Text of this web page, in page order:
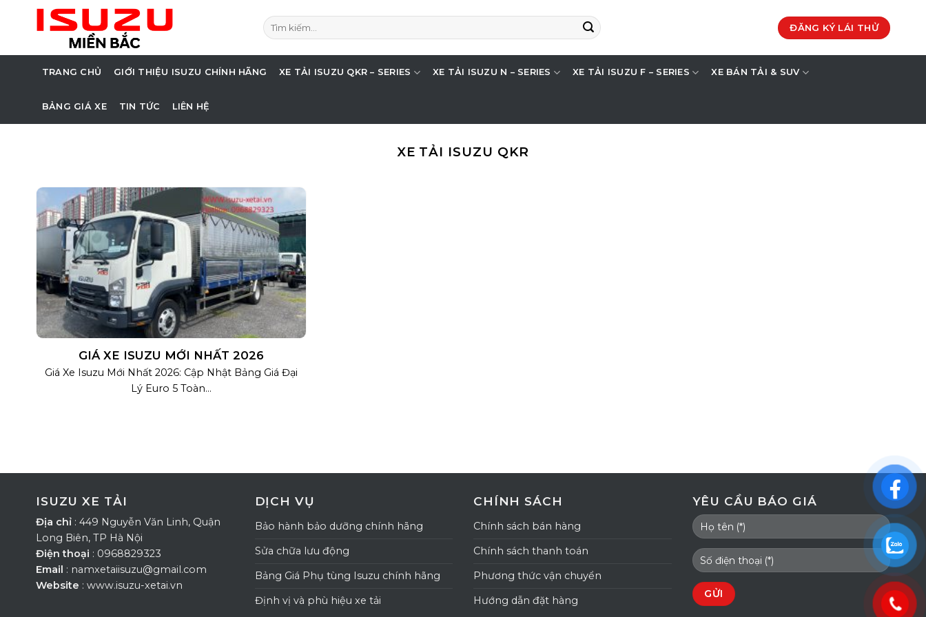
Tìm
kiếm:
ĐĂNG KÝ LÁI THỬ
TRANG CHỦ GIỚI THIỆU ISUZU CHÍNH HÃNG XE TẢI ISUZU QKR – SERIES XE TẢI ISUZU N – SERIES XE TẢI ISUZU F – SERIES XE BÁN TẢI & SUV
BẢNG GIÁ XE TIN TỨC LIÊN HỆ
XE TẢI ISUZU QKR
GIÁ XE ISUZU MỚI NHẤT 2026
Giá Xe Isuzu Mới Nhất 2026: Cập Nhật Bảng Giá Đại
Lý Euro 5 Toàn...
ISUZU XE TẢI
Địa chỉ : 449 Nguyễn Văn Linh, Quận
Long Biên, TP Hà Nội
Điện thoại : 0968829323
Email : namxetaiisuzu@gmail.com
Website : www.isuzu-xetai.vn
DỊCH VỤ
Bảo hành bảo dưỡng chính hãng
Sửa chữa lưu động
Bảng Giá Phụ tùng Isuzu chính hãng
Định vị và phù hiệu xe tải
CHÍNH SÁCH
Chính sách bán hàng
Chính sách thanh toán
Phương thức vận chuyển
Hướng dẫn đặt hàng
YÊU CẦU BÁO GIÁ